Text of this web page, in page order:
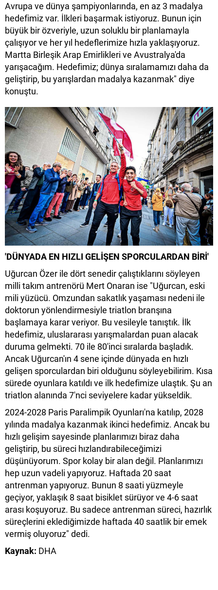
Avrupa ve dünya şampiyonlarında, en az 3 madalya
hedefimiz var. İlkleri başarmak istiyoruz. Bunun için
büyük bir özveriyle, uzun soluklu bir planlamayla
çalışıyor ve her yıl hedeflerimize hızla yaklaşıyoruz.
Martta Birleşik Arap Emirlikleri ve Avustralya'da
yarışacağım. Hedefimiz; dünya sıralamamızı daha da
geliştirip, bu yarışlardan madalya kazanmak" diye
konuştu.
'DÜNYADA EN HIZLI GELİŞEN SPORCULARDAN BİRİ'
Uğurcan Özer ile dört senedir çalıştıklarını söyleyen
milli takım antrenörü Mert Onaran ise "Uğurcan, eski
mili yüzücü. Omzundan sakatlık yaşaması nedeni ile
doktorun yönlendirmesiyle triatlon branşına
başlamaya karar veriyor. Bu vesileyle tanıştık. İlk
hedefimiz, uluslararası yarışmalardan puan alacak
duruma gelmekti. 70 ile 80'inci sıralarda başladık.
Ancak Uğurcan'ın 4 sene içinde dünyada en hızlı
gelişen sporculardan biri olduğunu söyleyebilirim. Kısa
sürede oyunlara katıldı ve ilk hedefimize ulaştık. Şu an
triatlon alanında 7'nci seviyelere kadar yükseldik.
2024-2028 Paris Paralimpik Oyunları'na katılıp, 2028
yılında madalya kazanmak ikinci hedefimiz. Ancak bu
hızlı gelişim sayesinde planlarımızı biraz daha
geliştirip, bu süreci hızlandırabileceğimizi
düşünüyorum. Spor kolay bir alan değil. Planlarımızı
hep uzun vadeli yapıyoruz. Haftada 20 saat
antrenman yapıyoruz. Bunun 8 saati yüzmeyle
geçiyor, yaklaşık 8 saat bisiklet sürüyor ve 4-6 saat
arası koşuyoruz. Bu sadece antrenman süreci, hazırlık
süreçlerini eklediğimizde haftada 40 saatlik bir emek
vermiş oluyoruz" dedi.
Kaynak: DHA